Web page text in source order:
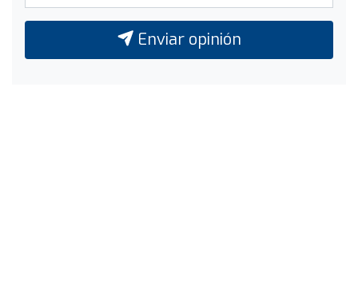
Enviar opinión